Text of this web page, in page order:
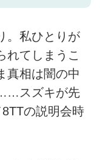
。私ひとりが
れてしまうこ
真相は闇の中
スズキが先
の説明会時